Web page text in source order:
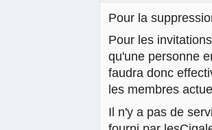
Pour la
Pour les
qu'une personne
faudra donc
les membres
Il n'y a pas de